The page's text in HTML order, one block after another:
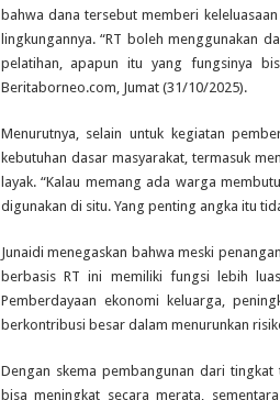
bahwa dana tersebut memberi
lingkungannya. “RT boleh menggunakan
pelatihan, apapun itu yang fungsinya
Beritaborneo.com, Jumat (31/10/2025).
Menurutnya, selain untuk kegiatan
kebutuhan dasar masyarakat, termasuk
layak. “Kalau memang ada warga
digunakan di situ. Yang penting angka itu
Junaidi menegaskan bahwa meski
berbasis RT ini memiliki fungsi lebih
Pemberdayaan ekonomi keluarga,
berkontribusi besar dalam menurunkan
Dengan skema pembangunan dari
bisa meningkat secara merata,